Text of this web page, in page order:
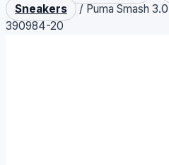
Sneakers
/ Puma Smash
390984-20